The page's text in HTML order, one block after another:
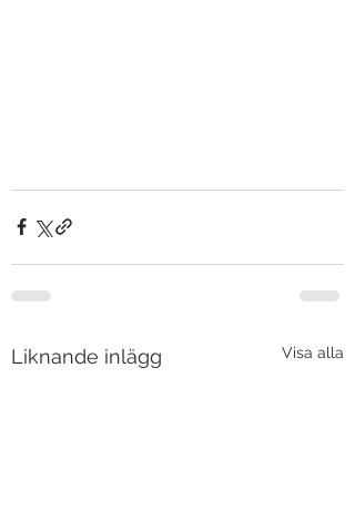
Liknande inlägg Visa alla